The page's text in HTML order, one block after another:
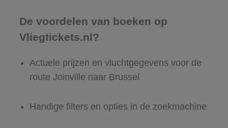
De voordelen van boeken op
Vliegtickets.nl?
Actuele prijzen en vluchtgegevens voor de
route Joinville naar Brussel
Handige filters en opties in de zoekmachine